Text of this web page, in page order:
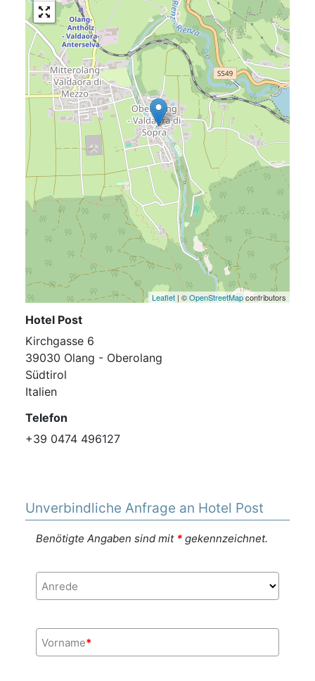
Leaflet | ©OpenStreetMapcontributors
Hotel Post
Kirchgasse 6
39030 Olang - Oberolang
Südtirol
Italien
Telefon
+39 0474 496127
Unverbindliche Anfrage an Hotel Post
Benötigte Angaben sind mit *gekennzeichnet.
Anrede
Vorname*